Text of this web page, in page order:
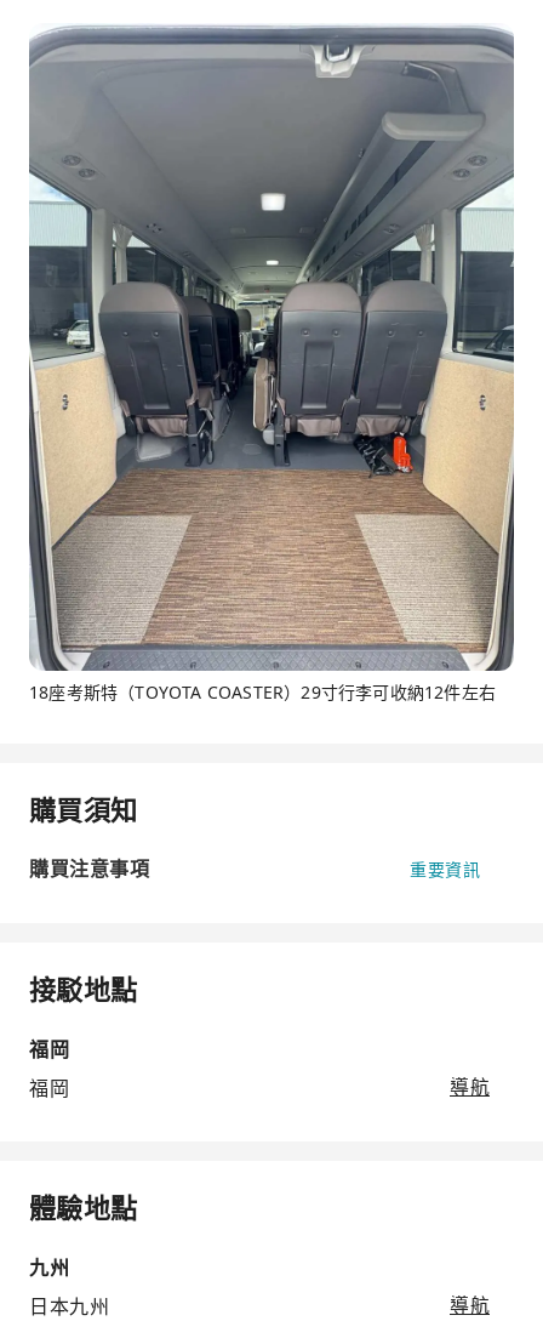
18座考斯特（TOYOTA COASTER）29寸行李可收納12件左右
購買須知
購買注意事項 重要資訊
接駁地點
福岡
福岡
導航
體驗地點
九州
日本九州
導航